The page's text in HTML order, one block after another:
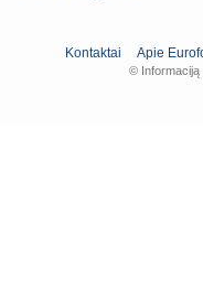
Kontaktai Apie
© Informaciją